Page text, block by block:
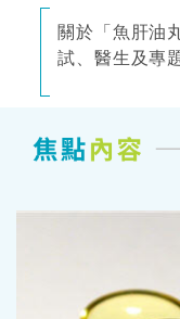
關於「魚肝油
試、醫生及專